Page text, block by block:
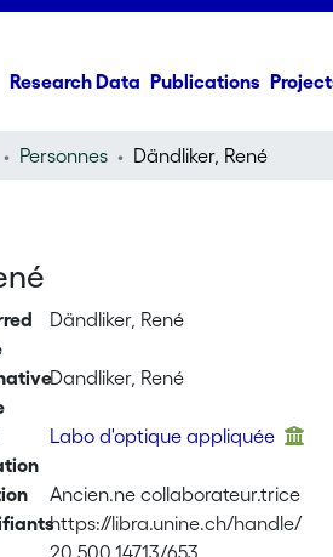
Research Data Publications
Personnes Dändliker, René
Dändliker, René
Dandliker, René
Labo d'optique appliquée
Ancien.ne collaborateur.trice
https://libra.unine.ch/handle/
20.500.14713/653